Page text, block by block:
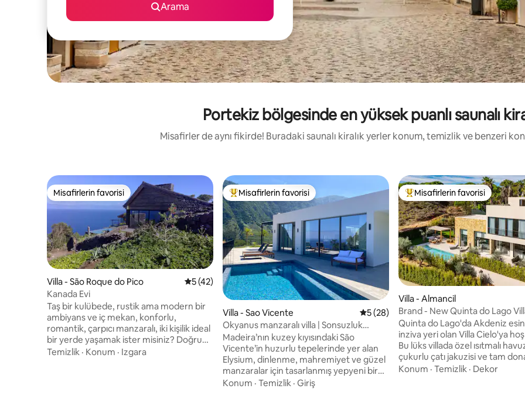
Arama
Portekiz bölgesinde en yüksek puanlı saunalı
Misafirler de aynı fikirde! Buradaki saunalı kiralık yerler konum, temizlik ve benzeri
Misafirlerin favorisi
Misafirlerin favorisi
Villa - São Roque do Pico 5 üzerinden ortalama 5 puan, 42 değerlendirme
5 (42)
Kanada Evi
Taş bir kulübede, rustik ama modern bir
ambiyans ve iç mekan, konforlu,
romantik, çarpıcı manzaralı, iki kişilik ideal
bir yerde yaşamak ister misiniz? Doğru
yerdesiniz, işte burada. Şezlonglu bir
Temizlik · Konum · Izgara
Misafirlerin favorilerinden en beğenilenler arasında
Misafirlerin favorisi
Villa - Sao Vicente 5 üzerinden ortalama 5 puan, 28
5 (28)
Okyanus manzaralı villa | Sonsuzluk
havuzu, jakuzi, sauna
Madeira’nın kuzey kıyısındaki São
Vicente’in huzurlu tepelerinde yer alan
Elysium, dinlenme, mahremiyet ve güzel
manzaralar için tasarlanmış yepyeni bir
lüks tatil yeridir. Okyanus ve dağ
Konum · Temizlik · Giriş
Misafirlerin favorilerinden en
Misafirlerin favorisi
Villa - Almancil
Brand - New Quinta do Lago
Havuz ve Jakuzi
Quinta do Lago'da Akdeniz
inziva yeri olan Villa Cielo'ya
Bu lüks villada özel ısıtmalı
çukurlu çatı jakuzisi ve tam
hava mutfağı bulunmaktadır.
Konum · Temizlik · Dekor